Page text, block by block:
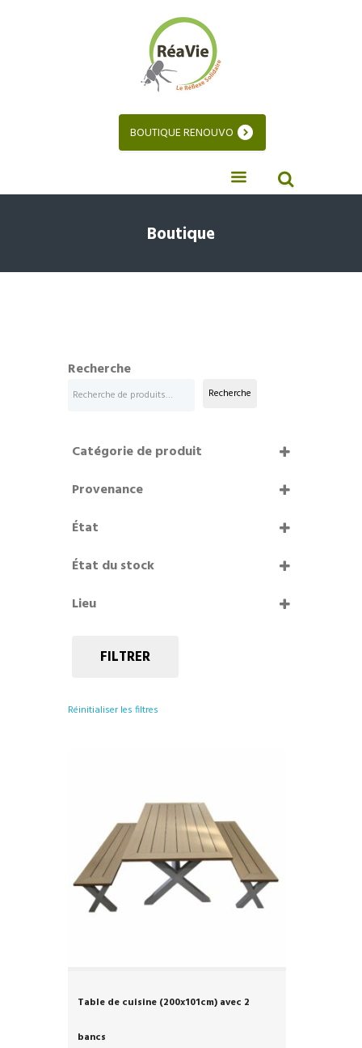
BOUTIQUE RENOUVO
Boutique
Recherche
Recherche
Catégorie de produit
Provenance
État
Etat correct
État du stock
Lieu
Résidence Bagnolet II
FILTRER
Réinitialiser les filtres
Table de cuisine (200x101cm) avec 2
bancs